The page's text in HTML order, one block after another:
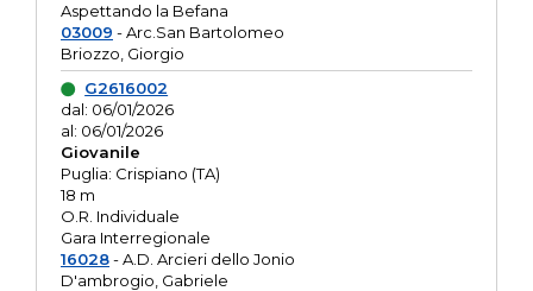
Aspettando la Befana
03009 - Arc.San Bartolomeo
Briozzo, Giorgio
G2616002
dal: 06/01/2026
al: 06/01/2026
Giovanile
Puglia: Crispiano (TA)
18 m
O.R. Individuale
Gara Interregionale
16028- A.D. Arcieri dello Jonio
D'ambrogio, Gabriele